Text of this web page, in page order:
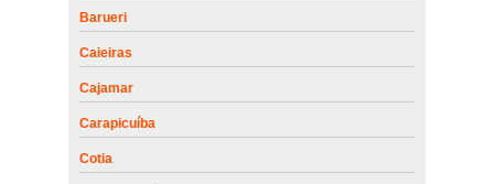
Barueri
Caieiras
Cajamar
Carapicuíba
Cotia